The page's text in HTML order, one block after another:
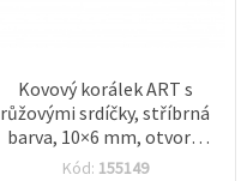
Kovový korálek ART s
růžovými srdíčky, stříbrná
barva, 10×6 mm, otvor 5
mm
Kód: 155149